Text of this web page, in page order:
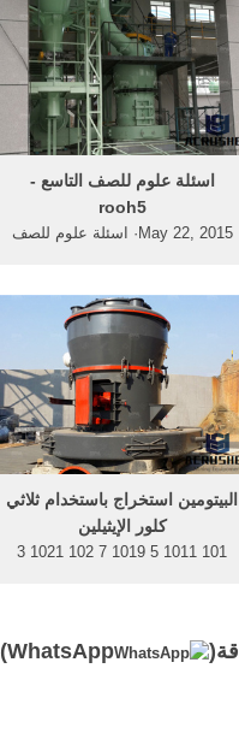
اسئلة علوم للصف التاسع -
rooh5
May 22, 2015· اسئلة علوم للصف
البيتومين استخراج باستخدام ثلاثي
كلور الإيثيلين
101 1011 5 1019 7 102 1021 3
التاسع الكيمياء ...WhatsApp
)